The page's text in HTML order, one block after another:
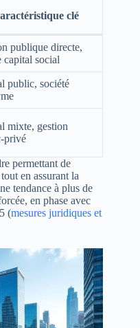
clé
publique directe,
capital social
public, société
mixte, gestion
privé
permettant de
en assurant la
tendance à plus de
en phase avec
(mesures juridiques et